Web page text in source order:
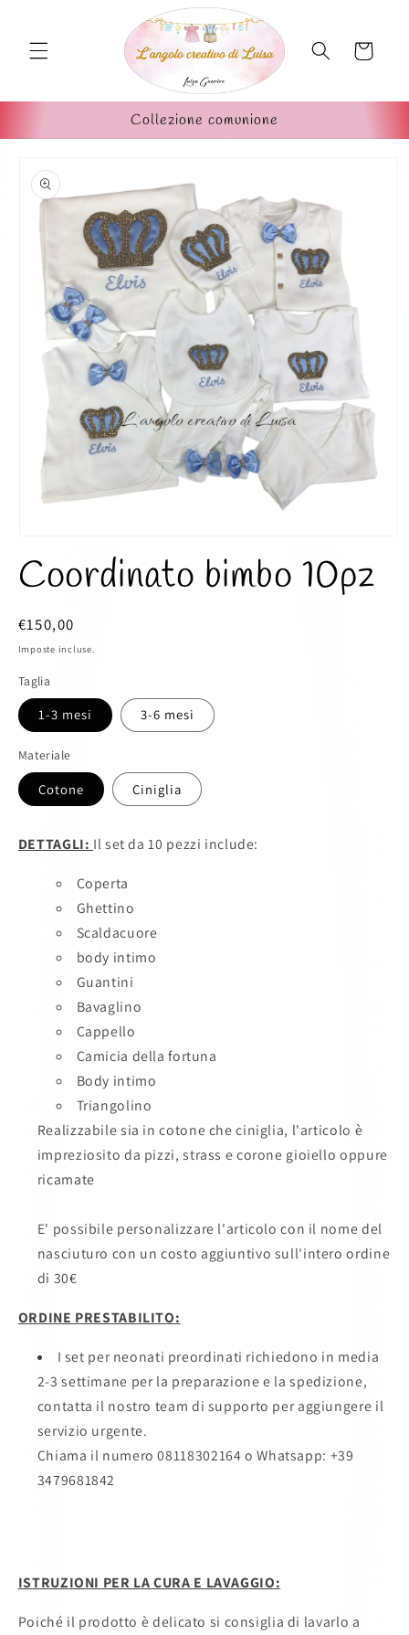
ai contenuti
Carrello
Collezione comunione
informazioni
sul prodotto
multimediali
1
modale
Coordinato bimbo 10pz
Prezzo
di
€150,00
Imposte incluse.
Taglia
1-3 mesi 3-6 mesi
Materiale
Cotone Ciniglia
DETTAGLI: Il set da 10 pezzi include:
Coperta
Ghettino
Scaldacuore
body intimo
Guantini
Bavaglino
Cappello
Camicia della fortuna
Body intimo
Triangolino
Realizzabile sia in cotone che ciniglia, l'articolo è
impreziosito da pizzi, strass e corone gioiello oppure
ricamate
E' possibile personalizzare l'articolo con il nome del
nasciuturo con un costo aggiuntivo sull'intero ordine
di 30€
ORDINE PRESTABILITO:
I set per neonati preordinati richiedono in media
2-3 settimane per la preparazione e la spedizione,
contatta il nostro team di supporto per aggiungere il
servizio urgente.
Chiama il numero 08118302164o Whatsapp: +39
3479681842
ISTRUZIONI PER LA CURA E LAVAGGIO:
Poiché il prodotto è delicato si consiglia di lavarlo a